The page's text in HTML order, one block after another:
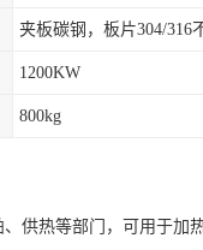
夹板碳钢，板片304/316
1200KW
800kg
供热等部门，可用于加